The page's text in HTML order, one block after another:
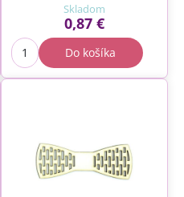
Skladom
0,87 €
Do košíka